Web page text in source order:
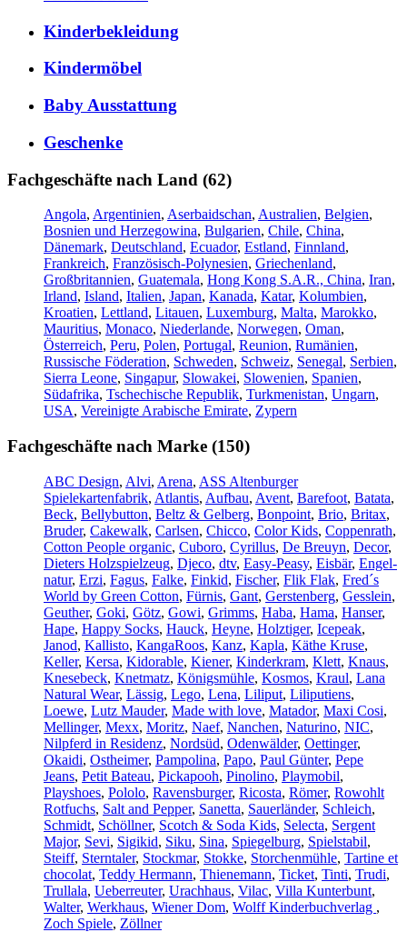
Kinderbekleidung
Kindermöbel
Baby Ausstattung
Geschenke
Fachgeschäfte nach Land (62)
Angola, Argentinien, Aserbaidschan, Australien, Belgien,
Bosnien und Herzegowina, Bulgarien, Chile, China,
Dänemark, Deutschland, Ecuador, Estland, Finnland,
Frankreich, Französisch-Polynesien, Griechenland,
Großbritannien, Guatemala, Hong Kong S.A.R., China, Iran,
Irland, Island, Italien, Japan, Kanada, Katar, Kolumbien,
Kroatien, Lettland, Litauen, Luxemburg, Malta, Marokko,
Mauritius, Monaco, Niederlande, Norwegen, Oman,
Österreich, Peru, Polen, Portugal, Reunion, Rumänien,
Russische Föderation, Schweden, Schweiz, Senegal, Serbien,
Sierra Leone, Singapur, Slowakei, Slowenien, Spanien,
Südafrika, Tschechische Republik, Turkmenistan, Ungarn,
USA, Vereinigte Arabische Emirate, Zypern
Fachgeschäfte nach Marke (150)
ABC Design, Alvi, Arena, ASS Altenburger
Spielekartenfabrik, Atlantis, Aufbau, Avent, Barefoot, Batata,
Beck, Bellybutton, Beltz & Gelberg, Bonpoint, Brio, Britax,
Bruder, Cakewalk, Carlsen, Chicco, Color Kids, Coppenrath,
Cotton People organic, Cuboro, Cyrillus, De Breuyn, Decor,
Dieters Holzspielzeug, Djeco, dtv, Easy-Peasy, Eisbär, Engel-
natur, Erzi, Fagus, Falke, Finkid, Fischer, Flik Flak, Fred´s
World by Green Cotton, Fürnis, Gant, Gerstenberg, Gesslein,
Geuther, Goki, Götz, Gowi, Grimms, Haba, Hama, Hanser,
Hape, Happy Socks, Hauck, Heyne, Holztiger, Icepeak,
Janod, Kallisto, KangaRoos, Kanz, Kapla, Käthe Kruse,
Keller, Kersa, Kidorable, Kiener, Kinderkram, Klett, Knaus,
Knesebeck, Knetmatz, Königsmühle, Kosmos, Kraul, Lana
Natural Wear, Lässig, Lego, Lena, Liliput, Liliputiens,
Loewe, Lutz Mauder, Made with love, Matador, Maxi Cosi,
Mellinger, Mexx, Moritz, Naef, Nanchen, Naturino, NIC,
Nilpferd in Residenz, Nordsüd, Odenwälder, Oettinger,
Okaidi, Ostheimer, Pampolina, Papo, Paul Günter, Pepe
Jeans, Petit Bateau, Pickapooh, Pinolino, Playmobil,
Playshoes, Pololo, Ravensburger, Ricosta, Römer, Rowohlt
Rotfuchs, Salt and Pepper, Sanetta, Sauerländer, Schleich,
Schmidt, Schöllner, Scotch & Soda Kids, Selecta, Sergent
Major, Sevi, Sigikid, Siku, Sina, Spiegelburg, Spielstabil,
Steiff, Sterntaler, Stockmar, Stokke, Storchenmühle, Tartine et
chocolat, Teddy Hermann, Thienemann, Ticket, Tinti, Trudi,
Trullala, Ueberreuter, Urachhaus, Vilac, Villa Kunterbunt,
Walter, Werkhaus, Wiener Dom, Wolff Kinderbuchverlag ,
Zoch Spiele, Zöllner